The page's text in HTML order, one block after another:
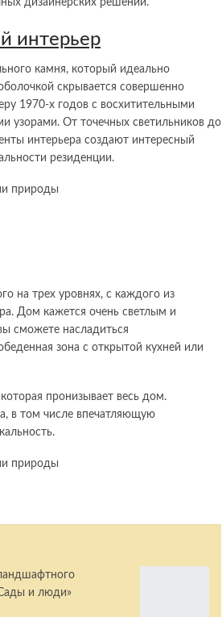
дизайнерских решений.
интерьер
камня, который идеально
скрывается совершенно
1970-х годов с восхитительными
узорами. От точечных светильников до
интерьера создают интересный
резиденции.
на трех уровнях, с каждого из
Дом кажется очень светлым и
сможете насладиться
зона с открытой кухней или
пронизывает весь дом.
в том числе впечатляющую
и люди»